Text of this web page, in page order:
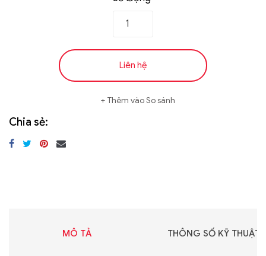
Liên hệ
Thêm vào So sánh
Chia sẻ:
MÔ TẢ THÔNG SỐ KỸ THUẬT